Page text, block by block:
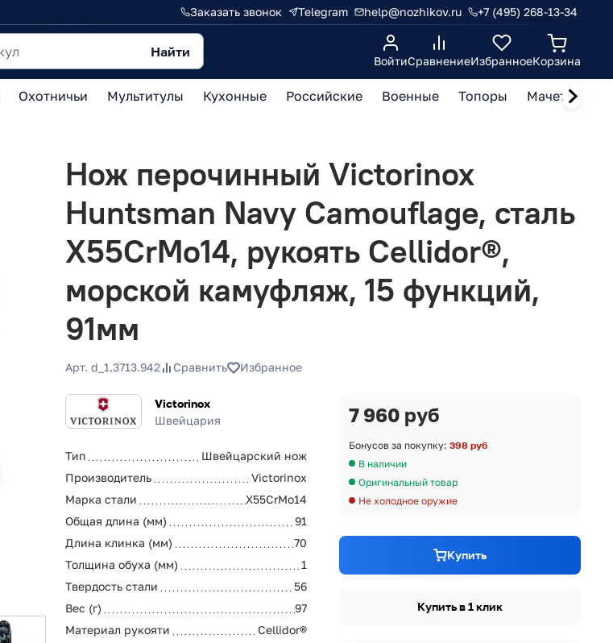
Заказать звонок Telegram help@nozhikov.ru +7 (495) 268-13-34
Найти
ВойтиСравнениеИзбранноеКорзина
Охотничьи Мультитулы Кухонные Российские Военные Топоры Мачете,
Нож перочинный Victorinox
Huntsman Navy Camouflage, сталь
X55CrMo14, рукоять Cellidor®,
морской камуфляж, 15 функций,
91мм
Арт. d_1.3713.942 Сравнить Избранное
Victorinox
Швейцария
Тип
Швейцарский нож
Производитель
Victorinox
Марка стали
X55CrMo14
Общая длина (мм)
91
Длина клинка (мм)
70
Толщина обуха (мм)
1
Твердость стали
56
Вес (г)
97
Материал рукояти
Cellidor®
7 960 руб
Бонусов за покупку: 398 руб
В наличии
Оригинальный товар
Не холодное оружие
Купить
Купить в 1 клик